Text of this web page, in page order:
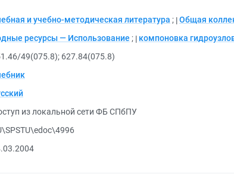
и учебно-методическая литература ; Общая
ресурсы — Использование ;
компоновка
49(075.8); 627.84(075.8)
из локальной сети ФБ СПбПУ